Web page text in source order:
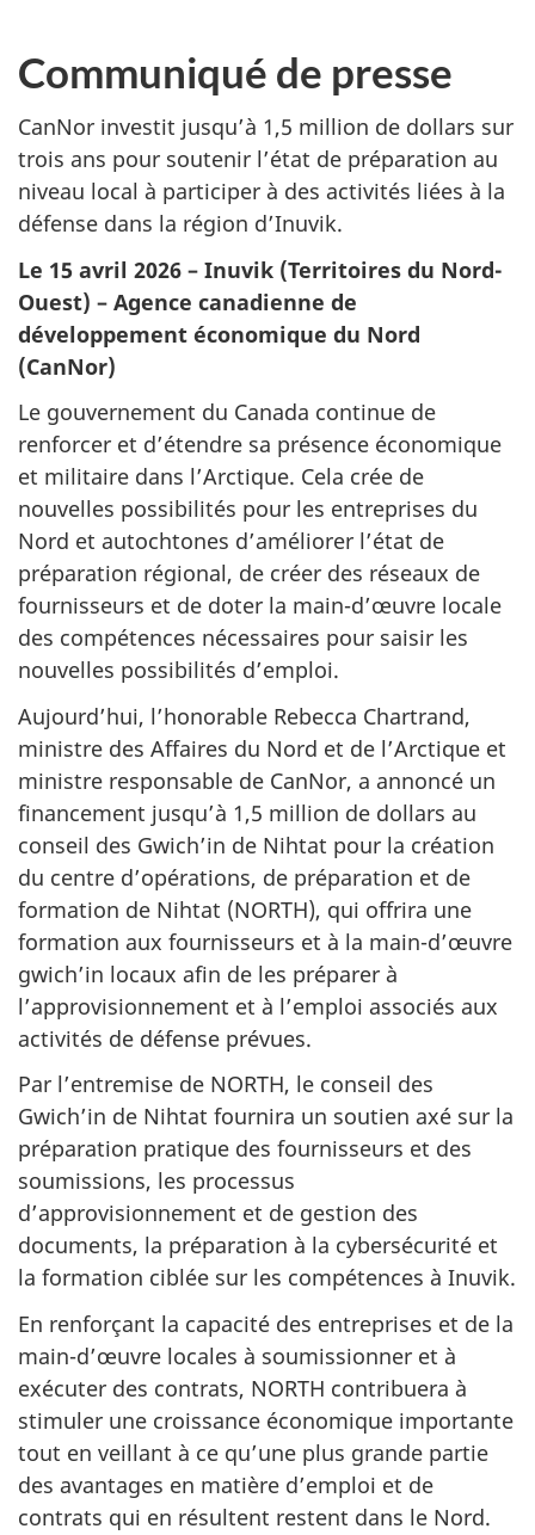
Communiqué de presse
CanNor investit jusqu’à 1,5 million de dollars sur
trois ans pour soutenir l’état de préparation au
niveau local à participer à des activités liées à la
défense dans la région d’Inuvik.
Le 15 avril 2026 – Inuvik (Territoires du Nord-
Ouest) – Agence canadienne de
développement économique du Nord
(CanNor)
Le gouvernement du Canada continue de
renforcer et d’étendre sa présence économique
et militaire dans l’Arctique. Cela crée de
nouvelles possibilités pour les entreprises du
Nord et autochtones d’améliorer l’état de
préparation régional, de créer des réseaux de
fournisseurs et de doter la main-d’œuvre locale
des compétences nécessaires pour saisir les
nouvelles possibilités d’emploi.
Aujourd’hui, l’honorable Rebecca Chartrand,
ministre des Affaires du Nord et de l’Arctique et
ministre responsable de CanNor, a annoncé un
financement jusqu’à 1,5 million de dollars au
conseil des Gwich’in de Nihtat pour la création
du centre d’opérations, de préparation et de
formation de Nihtat (NORTH), qui offrira une
formation aux fournisseurs et à la main-d’œuvre
gwich’in locaux afin de les préparer à
l’approvisionnement et à l’emploi associés aux
activités de défense prévues.
Par l’entremise de NORTH, le conseil des
Gwich’in de Nihtat fournira un soutien axé sur la
préparation pratique des fournisseurs et des
soumissions, les processus
d’approvisionnement et de gestion des
documents, la préparation à la cybersécurité et
la formation ciblée sur les compétences à Inuvik.
En renforçant la capacité des entreprises et de la
main-d’œuvre locales à soumissionner et à
exécuter des contrats, NORTH contribuera à
stimuler une croissance économique importante
tout en veillant à ce qu’une plus grande partie
des avantages en matière d’emploi et de
contrats qui en résultent restent dans le Nord.